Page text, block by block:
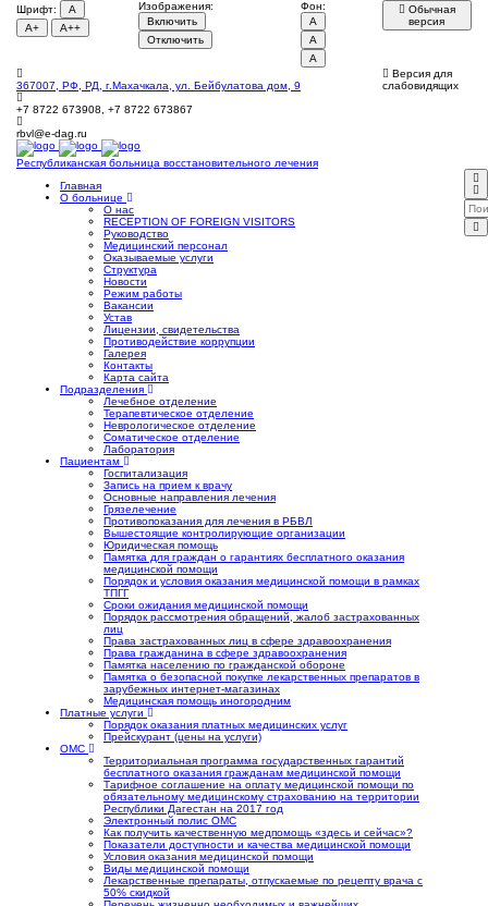
Шрифт:
A
A+
A++
Изображения:
Включить
Отключить
Фон:
A
A
A
Обычная
версия
367007, РФ, РД, г.Махачкала, ул. Бейбулатова дом, 9
+7 8722 673908, +7 8722 673867
rbvl@e-dag.ru
Версия для
слабовидящих
Республиканская больница восстановительного лечения
Главная
О больнице
О нас
RECEPTION OF FOREIGN VISITORS
Руководство
Медицинский персонал
Оказываемые услуги
Структура
Новости
Режим работы
Вакансии
Устав
Лицензии, свидетельства
Противодействие коррупции
Галерея
Контакты
Карта сайта
Подразделения
Лечебное отделение
Терапевтическое отделение
Неврологическое отделение
Соматическое отделение
Лаборатория
Пациентам
Госпитализация
Запись на прием к врачу
Основные направления лечения
Грязелечение
Противопоказания для лечения в РБВЛ
Вышестоящие контролирующие организации
Юридическая помощь
Памятка для граждан о гарантиях бесплатного оказания
медицинской помощи
Порядок и условия оказания медицинской помощи в рамках
ТПГГ
Сроки ожидания медицинской помощи
Порядок рассмотрения обращений, жалоб застрахованных
лиц
Права застрахованных лиц в сфере здравоохранения
Права гражданина в сфере здравоохранения
Памятка населению по гражданской обороне
Памятка о безопасной покупке лекарственных препаратов в
зарубежных интернет-магазинах
Медицинская помощь иногородним
Платные услуги
Порядок оказания платных медицинских услуг
Прейскурант (цены на услуги)
ОМС
Территориальная программа государственных гарантий
бесплатного оказания гражданам медицинской помощи
Тарифное соглашение на оплату медицинской помощи по
обязательному медицинскому страхованию на территории
Республики Дагестан на 2017 год
Электронный полис ОМС
Как получить качественную медпомощь «здесь и сейчас»?
Показатели доступности и качества медицинской помощи
Условия оказания медицинской помощи
Виды медицинской помощи
Лекарственные препараты, отпускаемые по рецепту врача с
50% скидкой